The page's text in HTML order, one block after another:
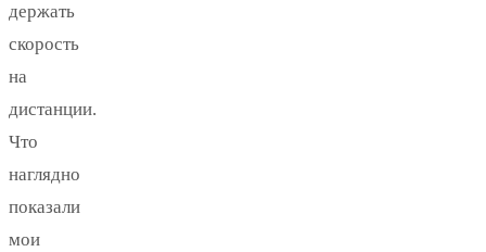
держать
скорость
на
дистанции.
Что
наглядно
показали
мои